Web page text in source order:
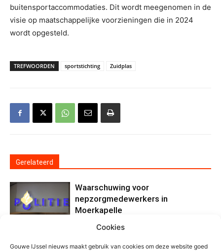
Cookies
Gouwe IJssel nieuws maakt gebruik van cookies om deze website goed
buitensportaccommodaties. Dit wordt meegenomen in de
visie op maatschappelijke voorzieningen die in 2024
wordt opgesteld.
TREFWOORDEN sportstichting Zuidplas
Gerelateerd
Waarschuwing voor
nepzorgmedewerkers in
Moerkapelle
Zevenhuizerplas, vermist persoon